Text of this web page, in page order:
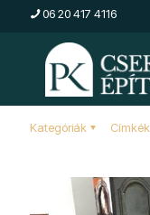
06 20 417 4116
Kategóriák Címkék